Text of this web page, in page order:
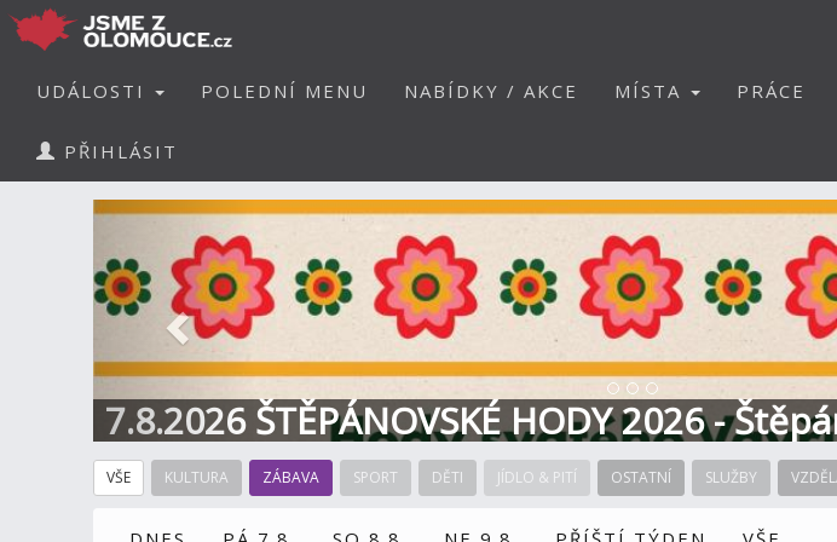
UDÁLOSTI POLEDNÍ MENU NABÍDKY / AKCE MÍSTA PRÁCE
PŘIHLÁSIT
7.8.2026 ŠTĚPÁNOVSKÉ HODY 2026 -
Předchozí
VŠE KULTURA ZÁBAVA SPORT DĚTI JÍDLO & PITÍ OSTATNÍ SLUŽBY